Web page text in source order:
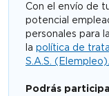
Con el envío de
potencial
personales para
la política de
S.A.S. (Elempleo).
Podrás